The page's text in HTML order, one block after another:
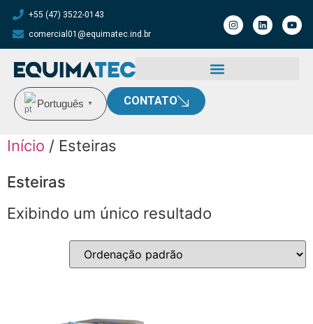
+55 (47) 3522-0143
comercial01@equimatec.ind.br
Português ▼ CONTATO
Início / Esteiras
Esteiras
Exibindo um único resultado